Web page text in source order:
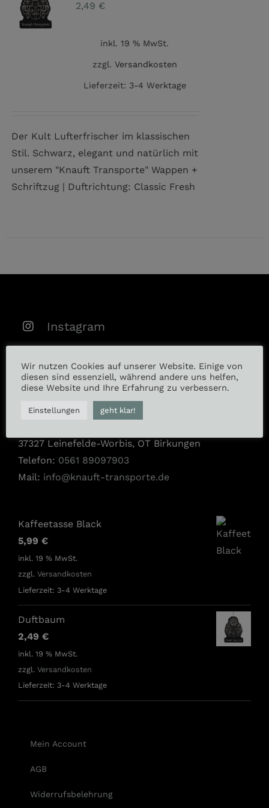
2,49 €
inkl. 19 % MwSt.
zzgl. Versandkosten
Lieferzeit: 3-4 Werktage
Der Kult Lufterfrischer im klassischen
Stil. Schwarz, elegant und natürlich mit
unserem "Knauft Transporte" Wappen +
Schriftzug | Duftrichtung: Classic Fresh
Instagram
RKT Knauft Transporte GmbH
37327 Leinefelde-Worbis, OT Birkungen
Telefon: 0561 89097903
Mail: info@knauft-transporte.de
Kaffeetasse Black
5,99 €
inkl. 19 % MwSt.
zzgl. Versandkosten
Lieferzeit: 3-4 Werktage
Duftbaum
2,49 €
inkl. 19 % MwSt.
zzgl. Versandkosten
Lieferzeit: 3-4 Werktage
Mein Account
AGB
Widerrufsbelehrung
Wir nutzen Cookies auf unserer Website. Einige von
diesen sind essenziell, während andere uns helfen,
diese Website und Ihre Erfahrung zu verbessern.
Einstellungen geht klar!